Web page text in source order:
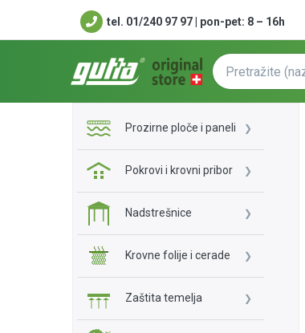
tel. 01/240 97 97 | pon-pet: 8 – 16h
Prozirne ploče i paneli
Pokrovi i krovni pribor
Nadstrešnice
Krovne folije i cerade
Zaštita temelja